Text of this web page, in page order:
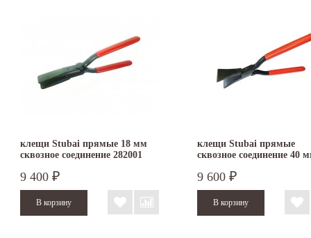
клещи Stubai прямые 18 мм
сквозное соединение 282001
9 400 ₽
клещи Stubai прямые
сквозное соединение 40
9 600 ₽